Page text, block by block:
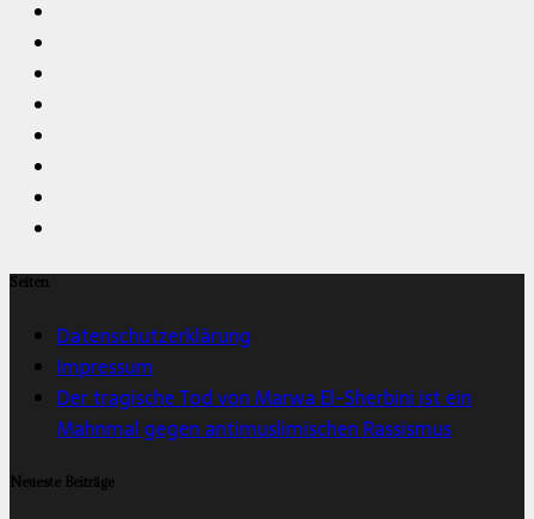
Seiten
Datenschutzerklärung
Impressum
Der tragische Tod von Marwa El-Sherbini ist ein
Mahnmal gegen antimuslimischen Rassismus
Neueste Beiträge